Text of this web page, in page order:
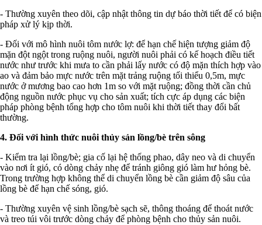
- Thường xuyên theo dõi, cập nhật thông tin dự báo thời tiết để có biện
pháp xử lý kịp thời.
- Đối với mô hình nuôi tôm nước lợ: để hạn chế hiện tượng giảm độ
mặn đột ngột trong ruộng nuôi, người nuôi phải có kế hoạch điều tiết
nước như trước khi mưa to cần phải lấy nước có độ mặn thích hợp vào
ao và đảm bảo mực nước trên mặt trảng ruộng tối thiểu 0,5m, mực
nước ở mương bao cao hơn 1m so với mặt ruộng; đồng thời cần chủ
động nguồn nước phục vụ cho sản xuất; tích cực áp dụng các biện
pháp phòng bệnh tổng hợp cho tôm nuôi khi thời tiết thay đổi bất
thường.
4. Đối với hình thức nuôi thủy sản lồng/bè trên sông
- Kiểm tra lại lồng/bè; gia cố lại hệ thống phao, dây neo và di chuyển
vào nơi ít gió, có dòng chảy nhẹ để tránh giông gió làm hư hỏng bè.
Trong trường hợp không thể di chuyển lồng bè cần giảm độ sâu của
lồng bè để hạn chế sóng, gió.
- Thường xuyên vệ sinh lồng/bè sạch sẽ, thông thoáng để thoát nước
và treo túi vôi trước dòng chảy để phòng bệnh cho thủy sản nuôi.